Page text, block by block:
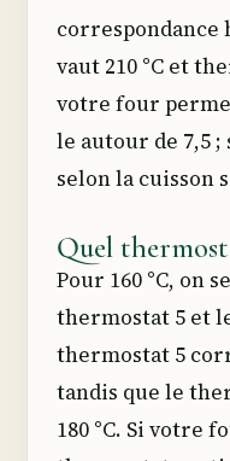
vaut 210 °C et
votre four
le autour de 7,5 ;
selon la cuisson
Quel
Pour 160 °C, on
thermostat 5 et
thermostat 5
tandis que le
180 °C. Si votre